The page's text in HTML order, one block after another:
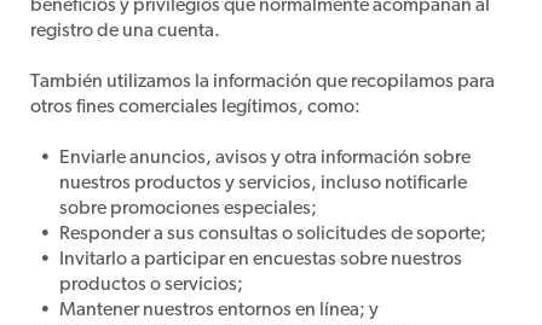
beneficios y privilegios que normalmente acompañan al
registro de una cuenta.
También utilizamos la información que recopilamos para
otros fines comerciales legítimos, como:
Enviarle anuncios, avisos y otra información sobre
nuestros productos y servicios, incluso notificarle
sobre promociones especiales;
Responder a sus consultas o solicitudes de soporte;
Invitarlo a participar en encuestas sobre nuestros
productos o servicios;
Mantener nuestros entornos en línea; y